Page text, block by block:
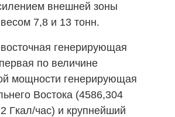
внешней зоны
7,8 и 13 тонн.
генерирующая
по величине
мощности генерирующая
Востока (4586,304
Гкал/час) и крупнейший